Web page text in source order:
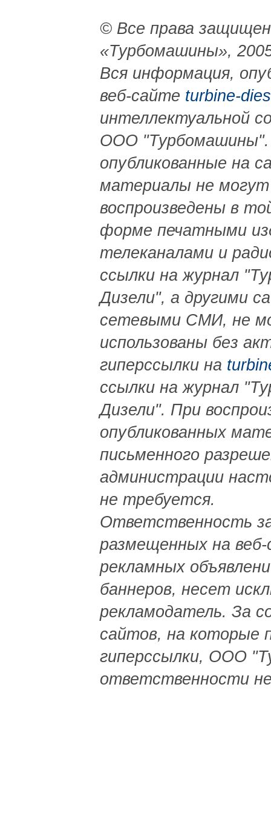
© Все права
«Турбомашины»,
Вся информация,
веб-сайте turbine-
интеллектуальной
ООО "Турбомашины".
опубликованные на
материалы не
воспроизведены в
форме печатными
телеканалами и
ссылки на журнал
Дизели", а другими
сетевыми СМИ, не
использованы без
гиперссылки на
ссылки на журнал
Дизели". При
опубликованных
письменного
администрации
не требуется.
Ответственность
размещенных на
рекламных
баннеров, несет
рекламодатель. За
сайтов, на которые
гиперссылки, ООО
ответственности